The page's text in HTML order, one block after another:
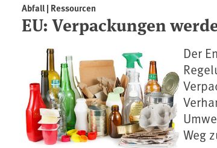
Abfall | Ressourcen
EU: Verpackungen
Der
Weg